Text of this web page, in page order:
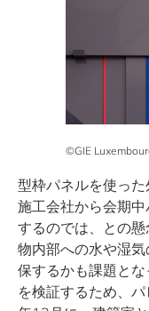
©GIE
型枠パネルを使った
施工会社から会期
するのでは、との
物内部への水や湿
保するかも課題と
を検証するため、